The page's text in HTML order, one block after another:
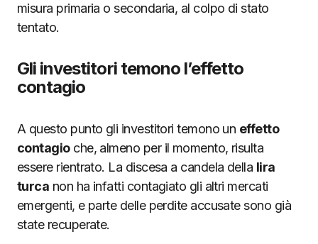
misura primaria o secondaria, al colpo di stato
tentato.
Gli investitori temono l’effetto
contagio
A questo punto gli investitori temono un effetto
contagioche, almeno per il momento, risulta
essere rientrato. La discesa a candela della lira
turca non ha infatti contagiato gli altri mercati
emergenti, e parte delle perdite accusate sono già
state recuperate.